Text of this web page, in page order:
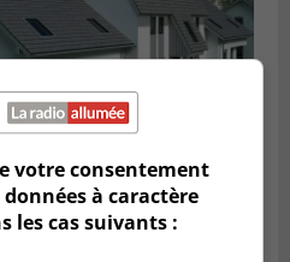
pour le locatif
votre consentement
à caractère
les cas suivants :